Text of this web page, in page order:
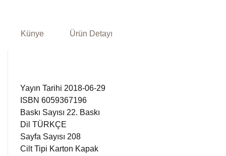
Künye Ürün Detayı
Yayın Tarihi 2018-06-29
ISBN 6059367196
Baskı Sayısı 22. Baskı
Dil TÜRKÇE
Sayfa Sayısı 208
Cilt Tipi Karton Kapak